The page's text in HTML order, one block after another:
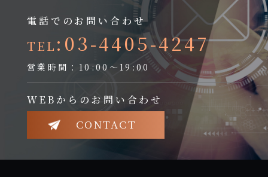
電話でのお問い合わせ
TEL :03-4405-4247
営業時間：10:00～19:00
WEBからのお問い合わせ
CONTACT